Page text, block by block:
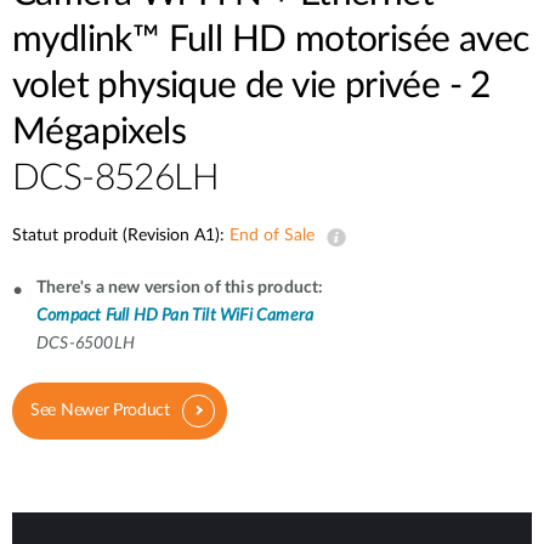
mydlink™ Full HD motorisée avec
volet physique de vie privée - 2
Mégapixels
DCS-8526LH
Statut produit (Revision A1): End of Sale
There's a new version of this product:
Compact Full HD Pan Tilt WiFi Camera
DCS-6500LH
See Newer Product